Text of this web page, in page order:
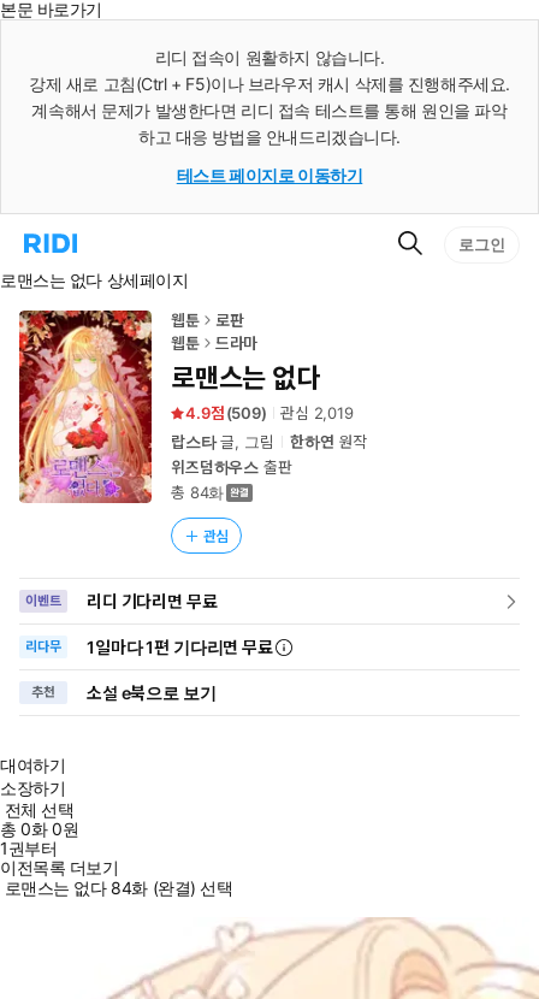
본문 바로가기
리디 접속이 원활하지 않습니다.
강제 새로 고침(Ctrl + F5)이나 브라우저 캐시 삭제를 진행해주세요.
계속해서 문제가 발생한다면 리디 접속 테스트를 통해 원인을 파악
하고 대응 방법을 안내드리겠습니다.
테스트 페이지로 이동하기
리
홈
로
이
동
검
로그인
로맨스는 없다 상세페이지
웹툰
로판
웹툰
드라마
로맨스는 없다
4.9 (509) 관심 2,019
랍스타글, 그림 한하연 원작
위즈덤하우스 출판
총 84화
관심
이벤트 리디 기다리면 무료
리다무 1일마다1편 기다리면 무료
추천 소설 e북으로 보기
대여하기
소장하기
전체 선택
총0화0원
1권부터
이전목록 더보기
로맨스는 없다 84화 (완결) 선택